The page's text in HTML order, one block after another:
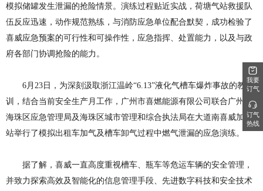
模拟储罐发生泄漏的抢险情景。演练过程贴近实战，荷塘气站救援队
伍反应迅速，动作规范熟练，与消防应急单位配合默契，成功检验了
喜威应急预案的可行性和可操作性，应急指挥、处置能力，以及与政
府各部门协调抢险的能力。
6月23日，为深刻汲取浙江温岭“6.13”液化气槽车爆炸事故的教
训，结合当前安全生产月工作，广州市喜燃能源有限公司联合广州市
海珠区应急管理局及海珠区城市管理和综合执法局在大道南喜威加气
站举行了模拟出租车加气及槽车卸气过程中燃气泄漏的应急演练。
据了解，喜威一直高度重视槽车、瓶车等危运车辆的安全管理，
并致力探索高效及智能化的信息管理手段、先进数字科技和安全技术
我要
订气
订气
热线